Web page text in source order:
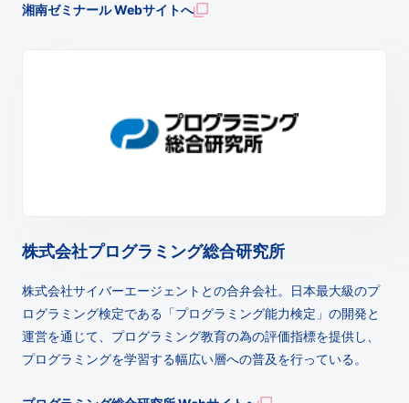
湘南ゼミナール Webサイトへ
株式会社プログラミング総合研究所
株式会社サイバーエージェントとの合弁会社。日本最大級のプ
ログラミング検定である「プログラミング能力検定」の開発と
運営を通じて、プログラミング教育の為の評価指標を提供し、
プログラミングを学習する幅広い層への普及を行っている。